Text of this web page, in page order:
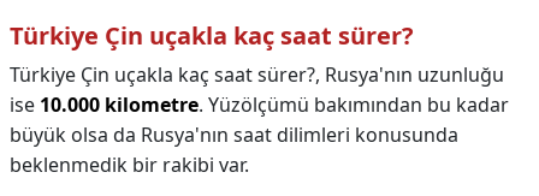
Türkiye Çin uçakla kaç saat sürer?
Türkiye Çin uçakla kaç saat sürer?, Rusya'nın uzunluğu
ise 10.000 kilometre. Yüzölçümü bakımından bu kadar
büyük olsa da Rusya'nın saat dilimleri konusunda
beklenmedik bir rakibi var.